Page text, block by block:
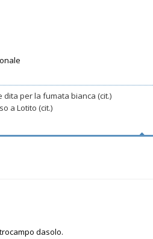
dita per la fumata bianca (cit.)
a Lotito (cit.)
dasolo.